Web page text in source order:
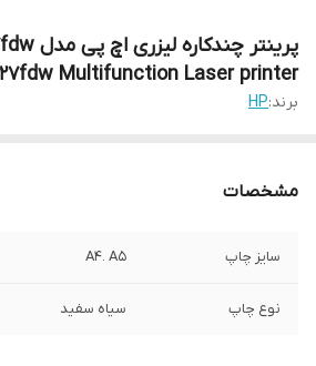
Multifunction Laser printer
برند:HP
مشخصات
سایز چاپ A4. A5
نوع چاپ سیاه سفید